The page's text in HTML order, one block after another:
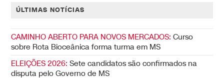
ÚLTIMAS NOTÍCIAS
CAMINHO ABERTO PARA NOVOS MERCADOS: Curso
sobre Rota Bioceânica forma turma em MS
ELEIÇÕES 2026: Sete candidatos são confirmados na
disputa pelo Governo de MS